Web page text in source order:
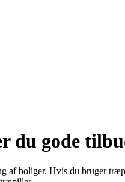
du gode
boliger. Hvis du bruger